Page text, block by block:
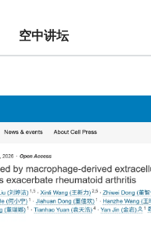
空中讲坛